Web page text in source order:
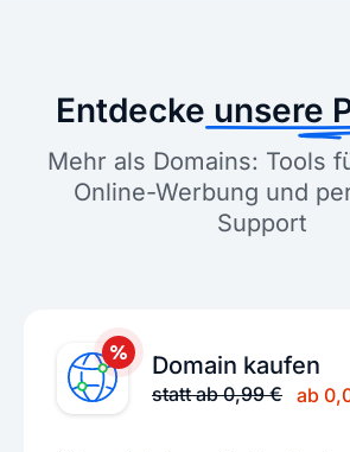
Entdecke unsere
Mehr als Domains: Tools
Online-Werbung und
Support
Domain kaufen
statt ab 0,99 € ab